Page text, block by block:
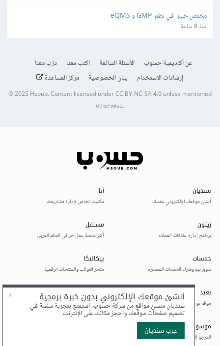
مختص خبير  في نظم  GMP و eQMS
منذ 8 ساعة
عن أكاديمية حسوب الأسئلة الشائعة اكتب معنا
درّب معنا
إرشادات الاستخدام
بيان الخصوصية مركز المساعدة
© 2025 Hsoub.Content licensed underCC BY-NC-SA 4.0unless mentioned
otherwise.